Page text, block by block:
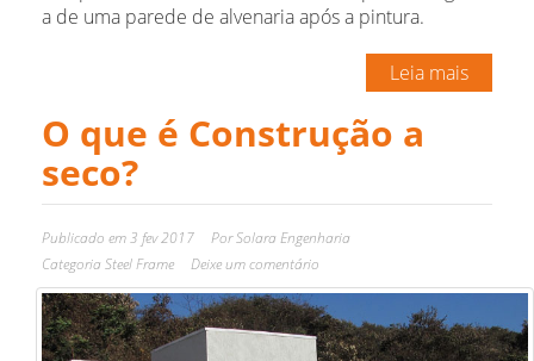
a de uma parede de alvenaria após a pintura.
Leia mais
O que é Construção a
seco?
Publicado em3 fev 2017 PorSolara Engenharia
Categoria Steel Frame Deixe um comentário